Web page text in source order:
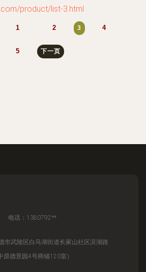
product/list-3.html
1 2 3 4
5 下一页
电话：1380792**
市武陵区白马湖街道长家山社区滨湖路
原德景园4号商铺120室）